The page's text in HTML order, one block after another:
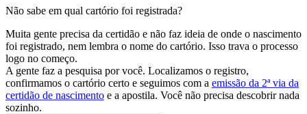
Não sabe em qual cartório foi registrada?
Muita gente precisa da certidão e não faz ideia de onde o nascimento
foi registrado, nem lembra o nome do cartório. Isso trava o processo
logo no começo.
A gente faz a pesquisa por você. Localizamos o registro,
confirmamos o cartório certo e seguimos com a emissão da 2ª via da
certidão de nascimento e a apostila. Você não precisa descobrir nada
sozinho.